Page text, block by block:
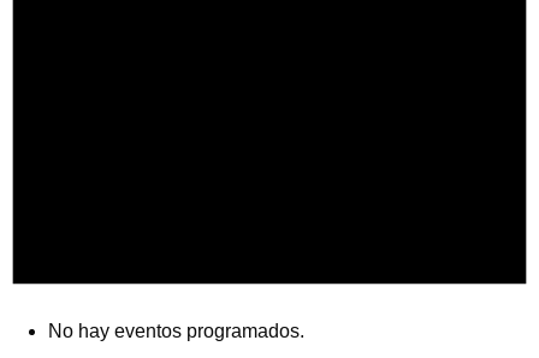
No hay eventos programados.